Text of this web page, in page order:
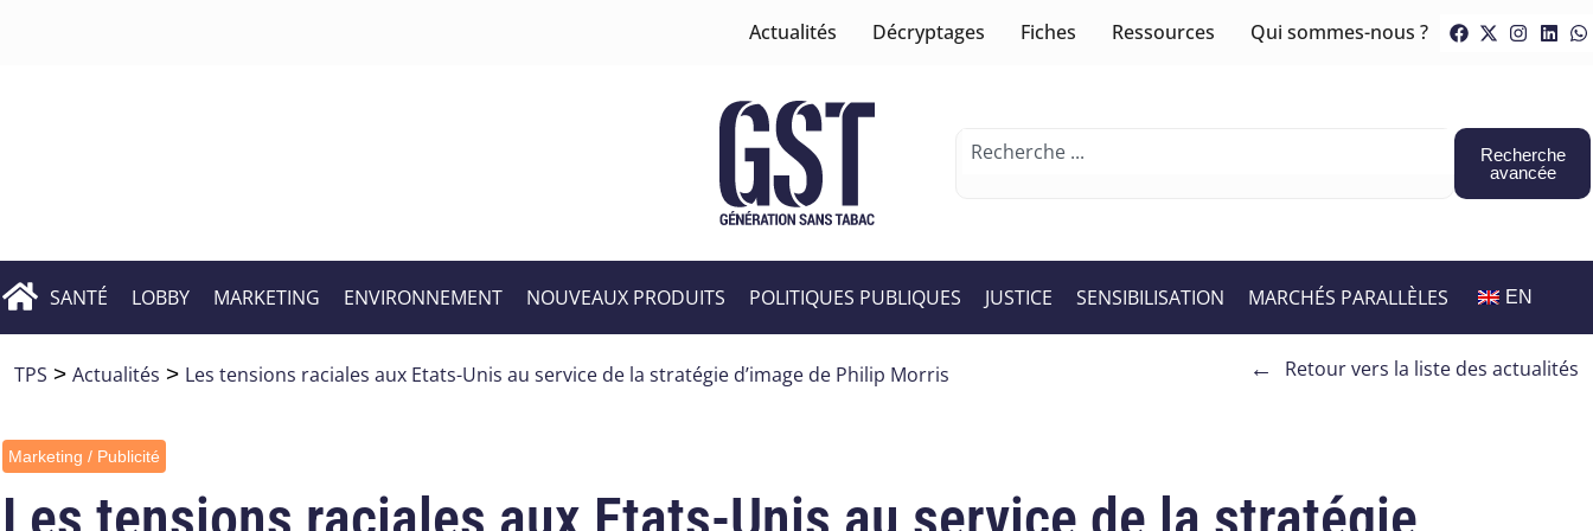
Actualités Décryptages Fiches Ressources Qui sommes-nous ?
Recherche
avancée
SANTÉ LOBBY MARKETING ENVIRONNEMENT NOUVEAUX PRODUITS POLITIQUES PUBLIQUES JUSTICE SENSIBILISATION MARCHÉS PARALLÈLES EN
TPS > Actualités > Les tensions raciales aux Etats-Unis au service de la stratégie d’image de Philip Morris ← Retour vers la liste des actualités
Marketing / Publicité